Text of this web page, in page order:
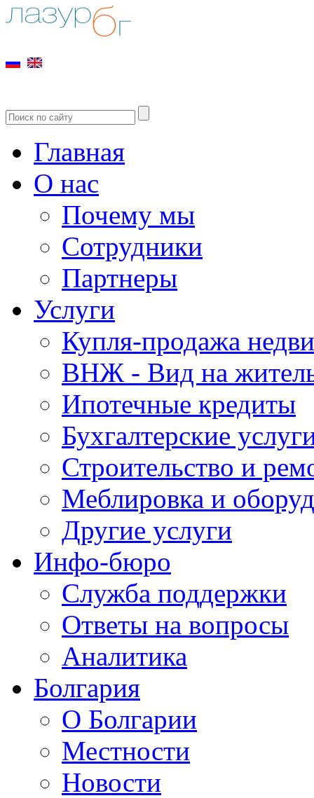
Главная
О нас
Почему мы
Сотрудники
Партнеры
Услуги
Купля-продажа
ВНЖ - Вид на
Ипотечные кредиты
Бухгалтерские
Строительство и
Меблировка и
Другие услуги
Инфо-бюро
Служба поддержки
Ответы на вопросы
Аналитика
Болгария
О Болгарии
Местности
Новости